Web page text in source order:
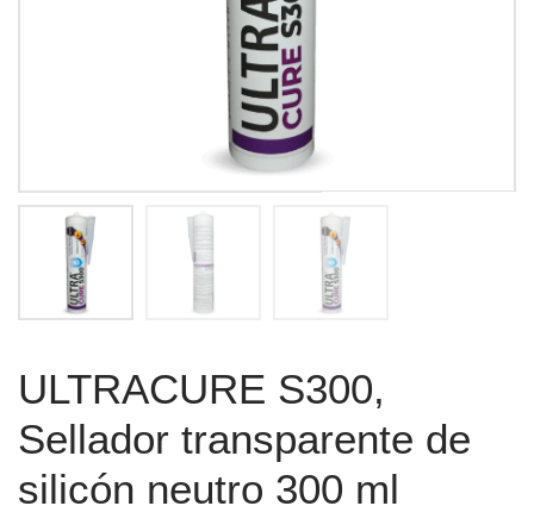
ULTRACURE S300,
Sellador transparente de
silicón neutro 300 ml